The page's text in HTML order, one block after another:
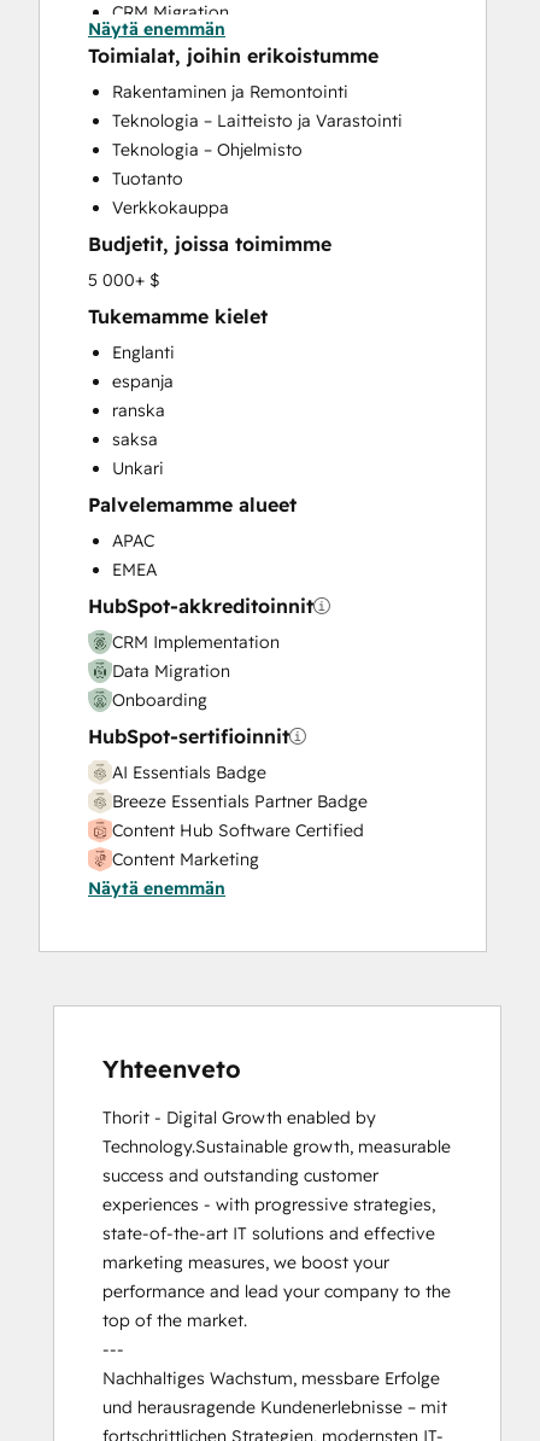
CRM Migration
Custom API Integrations
Customer Marketing
Customer Survey and Analysis
Email Marketing
Full Inbound Marketing Services
Help Desk Implementation
Knowledge Base Development
Paid Advertising
Programmable Automation
Sales Coaching and Training
Sales Enablement
Search Engine Optimization
Social Media
Website Design
Website Development
Website Migration
Näytä enemmän
Toimialat, joihin erikoistumme
Rakentaminen ja Remontointi
Teknologia – Laitteisto ja Varastointi
Teknologia – Ohjelmisto
Tuotanto
Verkkokauppa
Budjetit, joissa toimimme
5 000+ $
Tukemamme kielet
Englanti
espanja
ranska
saksa
Unkari
Palvelemamme alueet
APAC
EMEA
HubSpot-akkreditoinnit
CRM Implementation
Data Migration
Onboarding
HubSpot-sertifioinnit
AI Essentials Badge
Breeze Essentials Partner Badge
Content Hub Software Certified
Content Marketing
CRM Data Migration Certification
Digital Advertising
Email Marketing Certification
Frictionless Sales
HubSpot Architecture I: Data Models and
APIs
HubSpot Architecture II: Content and
Messaging Tools
HubSpot Content Hub Software
HubSpot Email Marketing Software
Certification
HubSpot Implementation for Partners
HubSpot Marketing Hub Software
Certification
HubSpot Marketing Software
Näytä enemmän
Yhteenveto
Thorit - Digital Growth enabled by
Technology.Sustainable growth, measurable
success and outstanding customer
experiences - with progressive strategies,
state-of-the-art IT solutions and effective
marketing measures, we boost your
performance and lead your company to the
top of the market.
---
Nachhaltiges Wachstum, messbare Erfolge
und herausragende Kundenerlebnisse – mit
fortschrittlichen Strategien, modernsten IT-